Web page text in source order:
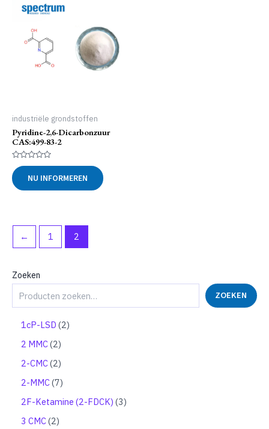
Zoeken
ZOEKEN
1cP-LSD 22
c
2 MMC 22
r
o
u
c
2-CMC 22
r
o
u
2-MMC 77
r
2F-Ketamine (2-FDCK) 33
3 CMC 22
industriële grondstoffen
Pyridine-2,6-Dicarbonzuur
CAS:499-83-2
Gewaardeerd
0
uit
5
NU INFORMEREN
← 1 2